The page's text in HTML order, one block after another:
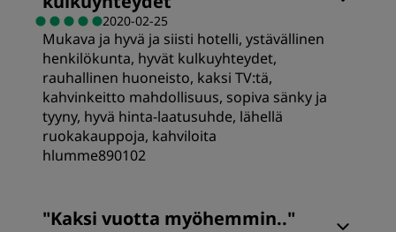
2020-02-25
Mukava ja hyvä ja siisti hotelli, ystävällinen
henkilökunta, hyvät kulkuyhteydet,
rauhallinen huoneisto, kaksi TV:tä,
kahvinkeitto mahdollisuus, sopiva sänky ja
tyyny, hyvä hinta-laatusuhde, lähellä
ruokakauppoja, kahviloita
hlumme890102
"Kaksi vuotta myöhemmin.."